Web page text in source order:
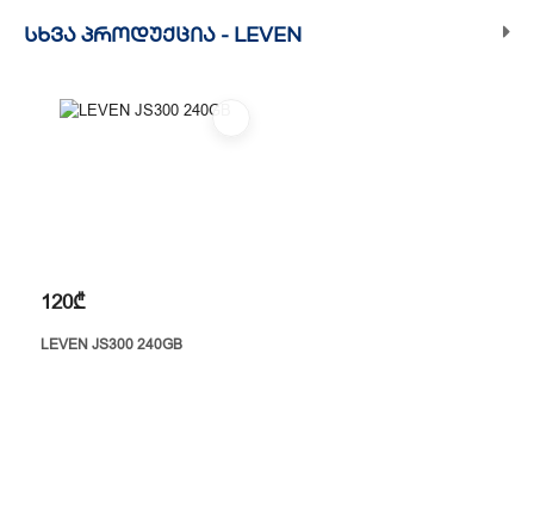
ᲡᲮᲕᲐ ᲞᲠᲝᲓᲣᲥᲪᲘᲐ - LEVEN
120₾
LEVEN JS300 240GB